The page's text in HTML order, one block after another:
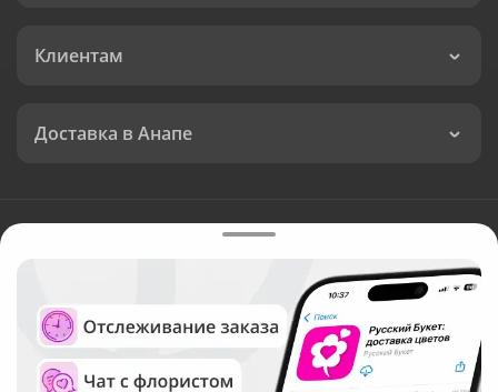
Клиентам
Доставка в Анапе
Валюта:
Служба круглосуточной доставки цветов в Анапе
Русский Букет, 2026